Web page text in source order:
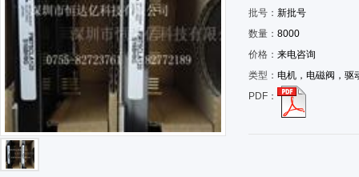
批号： 新批号
数量： 8000
价格： 来电咨询
类型： 电机，电磁阀，驱
PDF：